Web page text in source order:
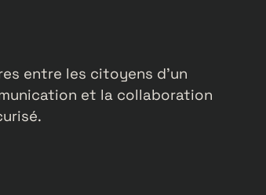
entre les citoyens d’un
et la collaboration